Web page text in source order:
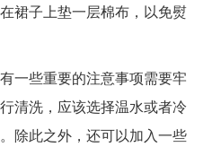
裙子上垫一层棉布，以免熨
一些重要的注意事项需要牢
清洗，应该选择温水或者冷
除此之外，还可以加入一些